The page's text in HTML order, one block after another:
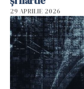
29 APRILIE 2026